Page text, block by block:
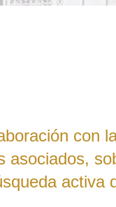
con
asociados,
activa